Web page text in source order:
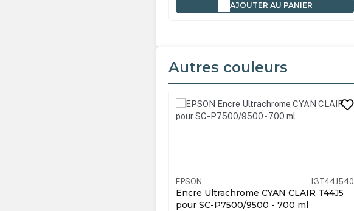
AJOUTER AU PANIER
Autres couleurs
Ignorer la galerie de produits
EPSON 13T44J240
Encre Ultrachrome CYAN T44J2 pour
Imprimante SC-P7500/9500 T44J2 -